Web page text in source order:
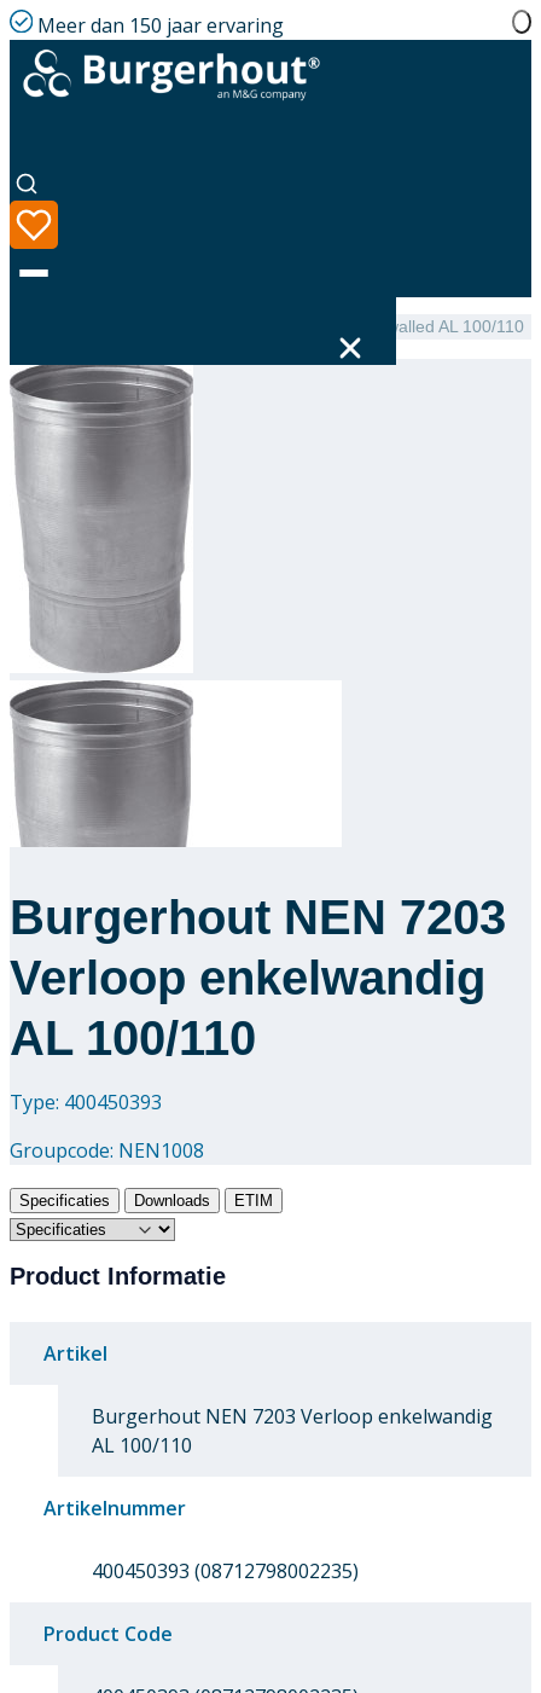
Meer dan 150 jaar ervaring
Taal
Oplossingen
Downloads
Academy
Over ons
NEN 7203 Expander single-walled AL 100/110
Burgerhout NEN 7203
Verloop enkelwandig
AL 100/110
Type: 400450393
Groupcode: NEN1008
Specificaties Downloads ETIM
Product Informatie
Artikel
Burgerhout NEN 7203 Verloop enkelwandig
AL 100/110
Artikelnummer
400450393 (08712798002235)
Product Code